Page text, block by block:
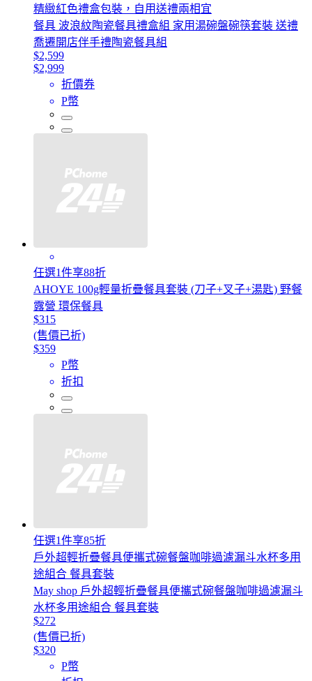
精緻紅色禮盒包裝，自用送禮兩相宜
餐具 波浪紋陶瓷餐具禮盒組 家用湯碗盤碗筷套裝 送禮
喬遷開店伴手禮陶瓷餐具組
$2,599
$2,999
折價券
P幣
任選1件享88折
AHOYE 100g輕量折疊餐具套裝 (刀子+叉子+湯匙) 野餐
露營 環保餐具
$315
(售價已折)
$359
P幣
折扣
任選1件享85折
戶外超輕折疊餐具便攜式碗餐盤咖啡過濾漏斗水杯多用
途組合 餐具套裝
May shop 戶外超輕折疊餐具便攜式碗餐盤咖啡過濾漏斗
水杯多用途組合 餐具套裝
$272
(售價已折)
$320
P幣